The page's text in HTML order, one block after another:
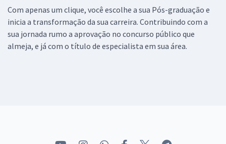
Com apenas um clique, você escolhe a sua Pós-graduação e
inicia a transformação da sua carreira. Contribuindo com a
sua jornada rumo a aprovação no concurso público que
almeja, e já com o título de especialista em sua área.